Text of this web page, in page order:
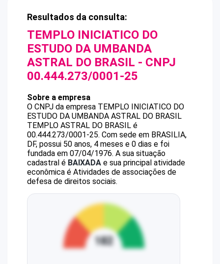
Resultados da consulta:
TEMPLO INICIATICO DO
ESTUDO DA UMBANDA
ASTRAL DO BRASIL - CNPJ
00.444.273/0001-25
Sobre a empresa
O CNPJ da empresa TEMPLO INICIATICO DO
ESTUDO DA UMBANDA ASTRAL DO BRASIL
TEMPLO ASTRAL DO BRASIL é
00.444.273/0001-25. Com sede em BRASILIA,
DF, possui 50 anos, 4 meses e 0 dias e foi
fundada em 07/04/1976. A sua situação
cadastral é BAIXADA e sua principal atividade
econômica é Atividades de associações de
defesa de direitos sociais.